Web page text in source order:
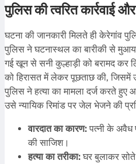
पुलिस की त्वरित कार्रवाई और
घटना की जानकारी मिलते ही केरेगांव
पुलिस ने घटनास्थल का बारीकी से
गई खून से सनी कुल्हाड़ी को बरामद कर
को हिरासत में लेकर पूछताछ की, जिसमें
पुलिस ने हत्या का मामला दर्ज करते हुए
उसे न्यायिक रिमांड पर जेल भेजने की
वारदात का कारण: पत्नी के अवैध
की साजिश।
हत्या का तरीका: घर बुलाकर